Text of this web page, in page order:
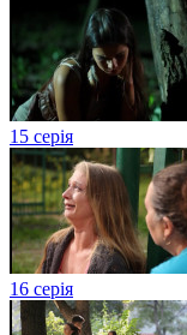
15 серія
16 серія